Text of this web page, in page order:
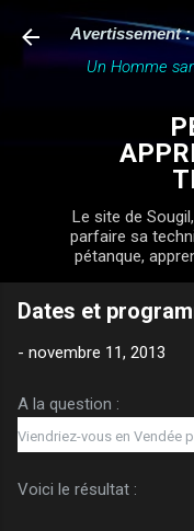
Avertissement : Ce
Un Homme
Le site de
parfaire sa
pétanque,
Dates et
- novembre 11, 2013
A la question :
Viendriez-vous en Vendée
Voici le résultat :